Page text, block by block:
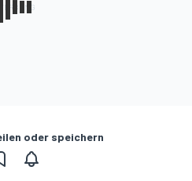
oder speichern